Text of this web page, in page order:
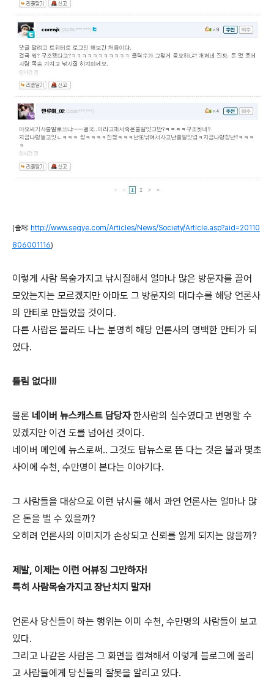
(출처: http://www.segye.com/Articles/News/Society/Article.asp?aid=20110
806001116)
이렇게 사람 목숨가지고 낚시질해서 얼마나 많은 방문자를 끌어
모았는지는 모르겠지만 아마도 그 방문자의 대다수를 해당 언론사
의 안티로 만들었을 것이다.
다른 사람은 몰라도 나는 분명히 해당 언론사의 명백한 안티가 되
었다.
틀림 없다!!!
물론 네이버 뉴스캐스트 담당자한사람의 실수였다고 변명할 수
있겠지만 이건 도를 넘어선 것이다.
네이버 메인에 뉴스로써.. 그것도 탑뉴스로 뜬 다는 것은 불과 몇초
사이에 수천, 수만명이 본다는 이야기다.
그 사람들을 대상으로 이런 낚시를 해서 과연 언론사는 얼마나 많
은 돈을 벌 수 있을까?
오히려 언론사의 이미지가 손상되고 신뢰를 잃게 되지는 않을까?
제발, 이제는 이런 어뷰징 그만하자!
특히 사람목숨가지고 장난치지 말자!
언론사 당신들이 하는 행위는 이미 수천, 수만명의 사람들이 보고
있다.
그리고 나같은 사람은 그 화면을 캡쳐해서 이렇게 블로그에 올리
고 사람들에게 당신들의 잘못을 알리고 있다.